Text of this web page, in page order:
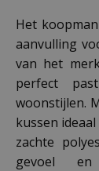
Het
aanvulling
van het
perfect
woonstijlen.
kussen
zachte
gevoel